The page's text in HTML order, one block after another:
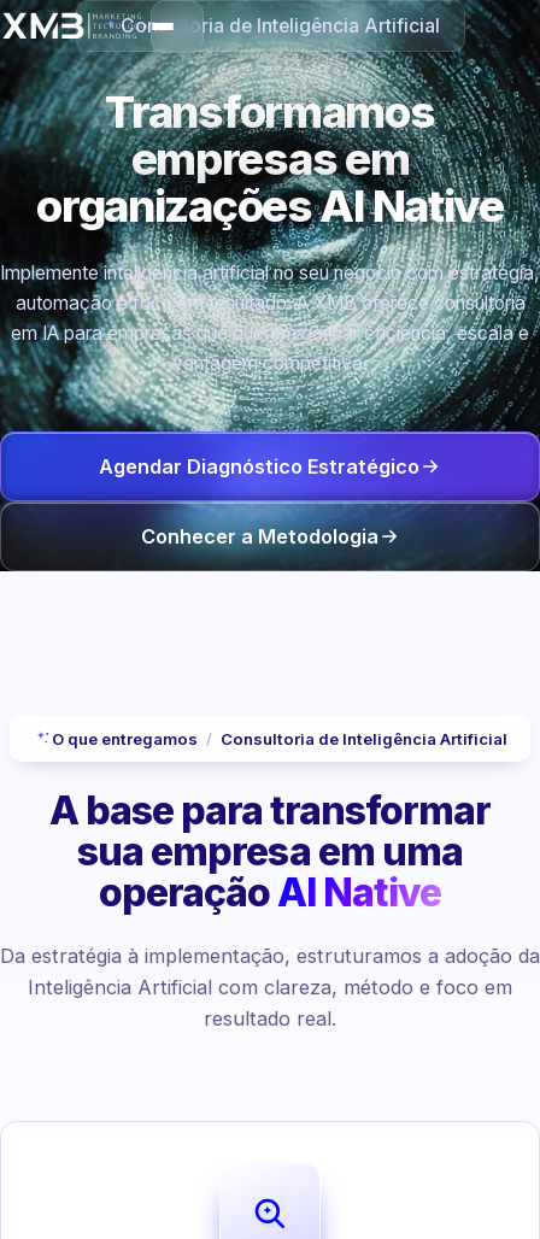
Consultoria de Inteligência Artificial
Transformamos
empresas em
organizaçõesAI Native
Implemente inteligência artificial no seu negócio com estratégia,
automação e foco em resultado. A XMB oferece consultoria
em IA para empresas que querem ganhar eficiência, escala e
vantagem competitiva.
Agendar Diagnóstico Estratégico
Conhecer a Metodologia
O que entregamos / Consultoria de Inteligência Artificial
A base para transformar
sua empresa em uma
operaçãoAI Native
Da estratégia à implementação, estruturamos a adoção da
Inteligência Artificial com clareza, método e foco em
resultado real.